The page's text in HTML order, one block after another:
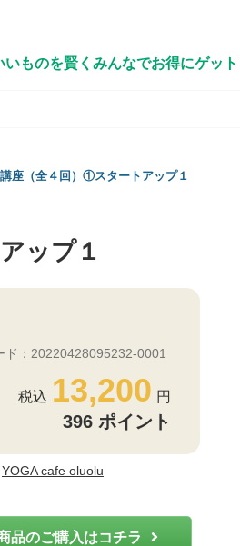
ものを賢くみんなでお得にゲット
座（全４回）①スタートアップ１
ップ１
ド：20220428095232-0001
13,200
396 ポイント
YOGA cafe oluolu
品のご購入はコチラ